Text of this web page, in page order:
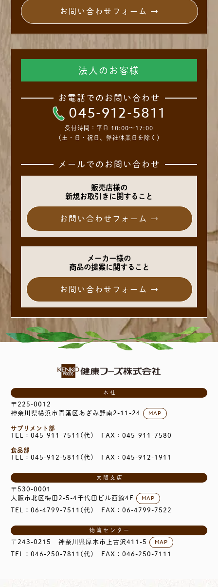
お問い合わせフォーム →
法人のお客様
お電話でのお問い合わせ
045-912-5811
受付時間： 平日 10:00～17:00
（土・日・祝日、弊社休業日を除く）
メールでのお問い合わせ
販売店様の
新規お取引きに関すること
お問い合わせフォーム →
メーカー様の
商品の提案に関すること
お問い合わせフォーム →
本社
〒225-0012
神奈川県横浜市青葉区あざみ野南2-11-24
MAP
サプリメント部
TEL：045-911-7511(代) FAX：045-911-7580
食品部
TEL：045-912-5811(代) FAX：045-912-1911
大阪支店
〒530-0001
大阪市北区梅田2-5-4千代田ビル西館4F
MAP
TEL：06-4799-7511(代) FAX：06-4799-7522
物流センター
〒243-0215 神奈川県厚木市上古沢411-5 MAP
TEL：046-250-7811(代) FAX：046-250-7111